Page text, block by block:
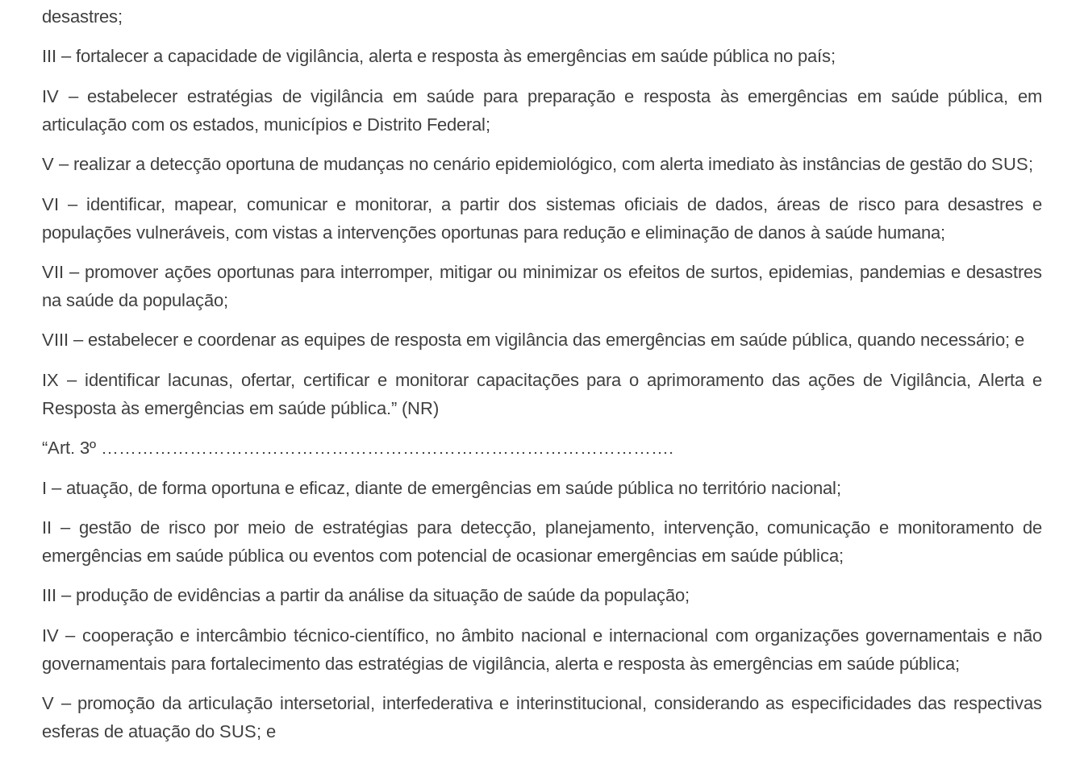
desastres;
III – fortalecer a capacidade de vigilância, alerta e resposta às emergências em saúde pública no país;
IV – estabelecer estratégias de vigilância em saúde para preparação e resposta às emergências em saúde pública, em
articulação com os estados, municípios e Distrito Federal;
V – realizar a detecção oportuna de mudanças no cenário epidemiológico, com alerta imediato às instâncias de gestão do SUS;
VI – identificar, mapear, comunicar e monitorar, a partir dos sistemas oficiais de dados, áreas de risco para desastres e
populações vulneráveis, com vistas a intervenções oportunas para redução e eliminação de danos à saúde humana;
VII – promover ações oportunas para interromper, mitigar ou minimizar os efeitos de surtos, epidemias, pandemias e desastres
na saúde da população;
VIII – estabelecer e coordenar as equipes de resposta em vigilância das emergências em saúde pública, quando necessário; e
IX – identificar lacunas, ofertar, certificar e monitorar capacitações para o aprimoramento das ações de Vigilância, Alerta e
Resposta às emergências em saúde pública.” (NR)
“Art. 3º …………………………………………………………………………………….
I – atuação, de forma oportuna e eficaz, diante de emergências em saúde pública no território nacional;
II – gestão de risco por meio de estratégias para detecção, planejamento, intervenção, comunicação e monitoramento de
emergências em saúde pública ou eventos com potencial de ocasionar emergências em saúde pública;
III – produção de evidências a partir da análise da situação de saúde da população;
IV – cooperação e intercâmbio técnico-científico, no âmbito nacional e internacional com organizações governamentais e não
governamentais para fortalecimento das estratégias de vigilância, alerta e resposta às emergências em saúde pública;
V – promoção da articulação intersetorial, interfederativa e interinstitucional, considerando as especificidades das respectivas
esferas de atuação do SUS; e